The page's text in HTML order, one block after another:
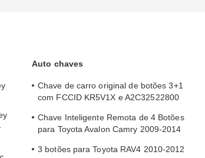
Auto chaves
Chave de carro original de botões 3+1
com FCCID KR5V1X e A2C32522800
Chave Inteligente Remota de 4 Botões
para Toyota Avalon Camry 2009-2014
3 botões para Toyota RAV4 2010-2012